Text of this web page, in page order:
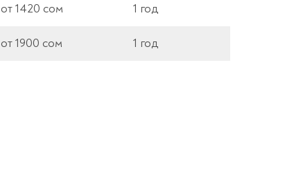
от 1420 сом 1 год
от 1900 сом 1 год